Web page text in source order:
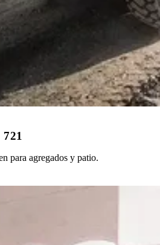
para agregados y patio.